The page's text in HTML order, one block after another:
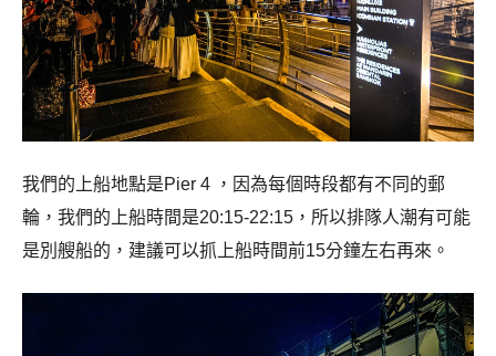
我們的上船地點是Pier 4 ，因為每個時段都有不同的郵
輪，我們的上船時間是20:15-22:15， 所以排隊人潮有可能
是別艘船的，建議可以抓上船時間前15分鐘左右再來。